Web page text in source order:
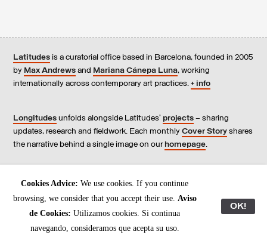
Latitudes is a curatorial office based in Barcelona, founded in 2005
by Max Andrews and Mariana Cánepa Luna, working
internationally across contemporary art practices. + info
Longitudes unfolds alongside Latitudes’ projects – sharing
updates, research and fieldwork. Each monthly Cover Story shares
the narrative behind a single image on our homepage.
Contact us, subscribe to our newsletters
, and read our
All content © Latitudes 2005—2026
Cookies Advice: We use cookies. If you continue
browsing, we consider that you accept their use. Aviso
de Cookies: Utilizamos cookies. Si continua
navegando, consideramos que acepta su uso.
OK!